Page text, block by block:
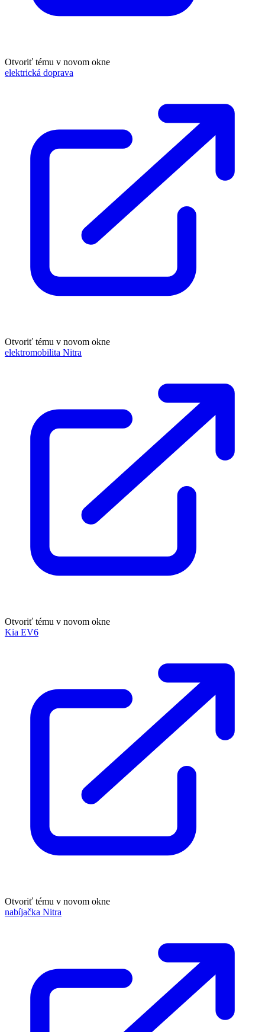
Otvoriť tému v novom okne
elektrická doprava
Otvoriť tému v novom okne
elektromobilita Nitra
Otvoriť tému v novom okne
Kia EV6
Otvoriť tému v novom okne
nabíjačka Nitra